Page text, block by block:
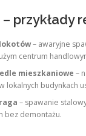
przykłady
– awaryjne
centrum
mieszkaniowe –
lokalnych budynkach
– spawanie
bez demontażu.